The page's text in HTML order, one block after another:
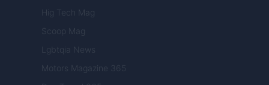
Hig Tech Mag
Scoop Mag
Lgbtqia News
Motors Magazine 365